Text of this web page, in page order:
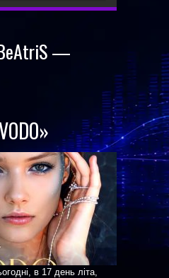
—
в 17 день літа,